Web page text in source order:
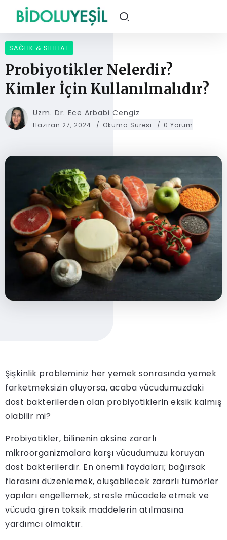
SAĞLIK & SIHHAT
Probiyotikler Nelerdir?
Kimler İçin Kullanılmalıdır?
Uzm. Dr. Ece Arbabi Cengiz
Haziran 27, 2024 Okuma Süresi 0 Yorum
Şişkinlik probleminiz her yemek sonrasında yemek
farketmeksizin oluyorsa, acaba vücudumuzdaki
dost bakterilerden olan probiyotiklerin eksik kalmış
olabilir mi?
Probiyotikler, bilinenin aksine zararlı
mikroorganizmalara karşı vücudumuzu koruyan
dost bakterilerdir. En önemli faydaları; bağırsak
florasını düzenlemek, oluşabilecek zararlı tümörler
yapıları engellemek, stresle mücadele etmek ve
vücuda giren toksik maddelerin atılmasına
yardımcı olmaktır.